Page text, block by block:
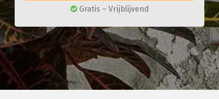
Gratis – Vrijblijvend